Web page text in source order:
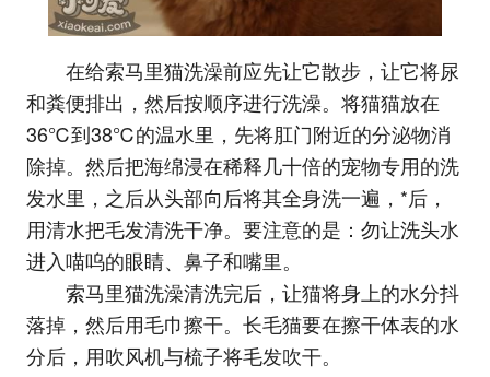
在给索马里猫洗澡前应先让它散步，让它将尿
和粪便排出，然后按顺序进行洗澡。将猫猫放在
36℃到38℃的温水里，先将肛门附近的分泌物消
除掉。然后把海绵浸在稀释几十倍的宠物专用的洗
发水里，之后从头部向后将其全身洗一遍，*后，
用清水把毛发清洗干净。要注意的是：勿让洗头水
进入喵呜的眼睛、鼻子和嘴里。
索马里猫洗澡清洗完后，让猫将身上的水分抖
落掉，然后用毛巾擦干。长毛猫要在擦干体表的水
分后，用吹风机与梳子将毛发吹干。